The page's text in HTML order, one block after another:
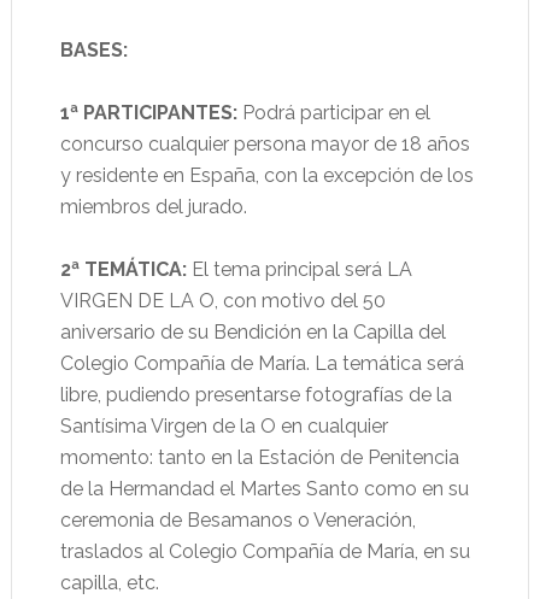
BASES:
1ª PARTICIPANTES:Podrá participar en el
concurso cualquier persona mayor de 18 años
y residente en España, con la excepción de los
miembros del jurado.
2ª TEMÁTICA:El tema principal será LA
VIRGEN DE LA O, con motivo del 50
aniversario de su Bendición en la Capilla del
Colegio Compañía de María. La temática será
libre, pudiendo presentarse fotografías de la
Santísima Virgen de la O en cualquier
momento: tanto en la Estación de Penitencia
de la Hermandad el Martes Santo como en su
ceremonia de Besamanos o Veneración,
traslados al Colegio Compañía de María, en su
capilla, etc.